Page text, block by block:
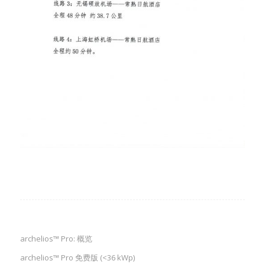
archelios™ Pro: 概览
archelios™ Pro 免费版 (<36 kWp)